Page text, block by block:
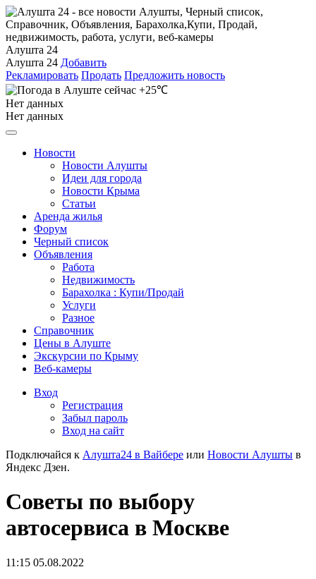
Алушта 24
Алушта 24 Добавить
Рекламировать Продать Предложить новость
+25℃
Нет данных
Нет данных
Новости
Новости Алушты
Идеи для города
Новости Крыма
Статьи
Аренда жилья
Форум
Черный список
Объявления
Работа
Недвижимость
Барахолка : Купи/Продай
Услуги
Разное
Справочник
Цены в Алуште
Экскурсии по Крыму
Веб-камеры
Вход
Регистрация
Забыл пароль
Вход на сайт
Подключайся к Алушта24 в Вайбере или Новости Алушты в
Яндекс Дзен.
Советы по выбору
автосервиса в Москве
11:15 05.08.2022